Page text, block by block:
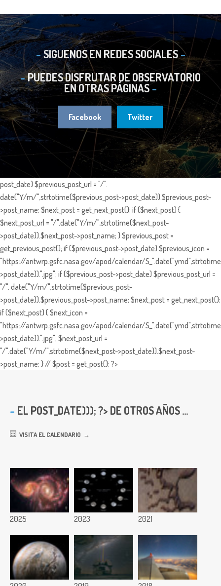
SIGUENOS EN REDES SOCIALES
PUEDES DISFRUTAR DE OBSERVATORIO
EN OTRAS PÁGINAS
Facebook Twitter
post_date) $previous_post_url = "/".
date("Y/m/",strtotime($previous_post->post_date)).$previous_post-
>post_name; $next_post = get_next_post(); if ($next_post) {
$next_post_url = "/".date("Y/m/",strtotime($next_post-
>post_date)).$next_post->post_name; } $previous_post =
get_previous_post(); if ($previous_post->post_date) $previous_icon =
"https://antwrp.gsfc.nasa.gov/apod/calendar/
>post_date)).".jpg"; if ($previous_post->post_date) $previous_post_url =
"/". date("Y/m/",strtotime($previous_post-
>post_date)).$previous_post->post_name; $next_post = get_next_post();
if ($next_post) { $next_icon =
"https://antwrp.gsfc.nasa.gov/apod/calendar/
>post_date)).".jpg"; $next_post_url =
"/".date("Y/m/",strtotime($next_post->post_date)).$next_post-
>post_name; } // $post = get_post(); ?>
EL POST_DATE))); ?> DE OTROS AÑOS ...
VISITA EL CALENDARIO
2025 2023 2021